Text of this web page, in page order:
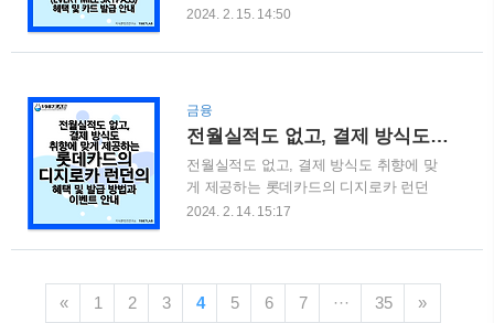
론)이란 무엇인가? 2. 롯데카드 카드론의
론의 실제 이자율 예시 4. 롯데카드 카드론
상환방법 6. 롯데카드 카드론의 대출계약
철회권 7. 롯데카드 카드론의 주의사항 및
고객센터 1...
카드의 카드의정석 에브리 마일 스카이패
드 발급 안내 전월실적이 없이 해외 여행
해외 여행을 위한 특화된 라인업을 완성했
다고 광고하였습니다. 해당 기사는 아래와
같습니다. 우리카드, 항공부터 호텔 결제
까지..해외여행 특화 라인업 완성 [파이낸
셜뉴스] 우리카드는 항공부터 호텔, 결제
을 완성했다고 14일 밝혔다.합리적인 연회
카드부터 프리미엄 www.fnnews.com 이와
2024. 2. 15. 14:50
금융
전월실적도 없고, 결제 방식도 취향에 맞게 제공하는 롯데카드의 디지로카 런던 (London)의 혜택 및 발급 방법과 이벤트 안내
전월실적도 없고, 결제 방식도 취향에 맞
게 제공하는 롯데카드의 디지로카 런던
(London)의 혜택 및 발급 방법과 이벤트 안
심이 높아지고 있습니다. 지난 포스팅에서
에디션을 소개 해드렸던적이 있습니다. 자
세한 사항은 아래의 지난 포스팅을 확인
2024. 2. 14. 15:17
« 1 2 3 4 5 6 7 ··· 35 »